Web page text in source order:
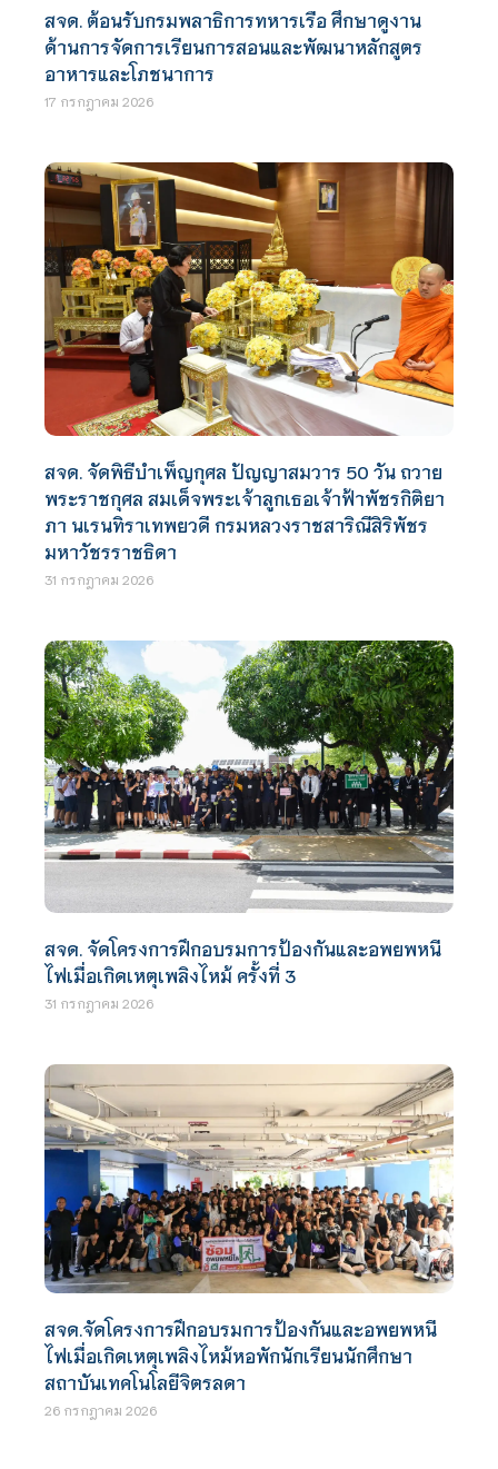
สจด. ต้อนรับกรมพลาธิการทหารเรือ ศึกษาดูงาน
ด้านการจัดการเรียนการสอนและพัฒนาหลักสูตร
อาหารและโภชนาการ
17 กรกฎาคม 2026
สจด. จัดพิธีบำเพ็ญกุศล ปัญญาสมวาร 50 วัน ถวาย
พระราชกุศล สมเด็จพระเจ้าลูกเธอเจ้าฟ้าพัชรกิติยา
ภา นเรนทิราเทพยวดี กรมหลวงราชสาริณีสิริพัชร
มหาวัชรราชธิดา
31 กรกฎาคม 2026
สจด. จัดโครงการฝึกอบรมการป้องกันและอพยพหนี
ไฟเมื่อเกิดเหตุเพลิงไหม้ ครั้งที่ 3
31 กรกฎาคม 2026
สจด.จัดโครงการฝึกอบรมการป้องกันและอพยพหนี
ไฟเมื่อเกิดเหตุเพลิงไหม้หอพักนักเรียนนักศึกษา
สถาบันเทคโนโลยีจิตรลดา
26 กรกฎาคม 2026